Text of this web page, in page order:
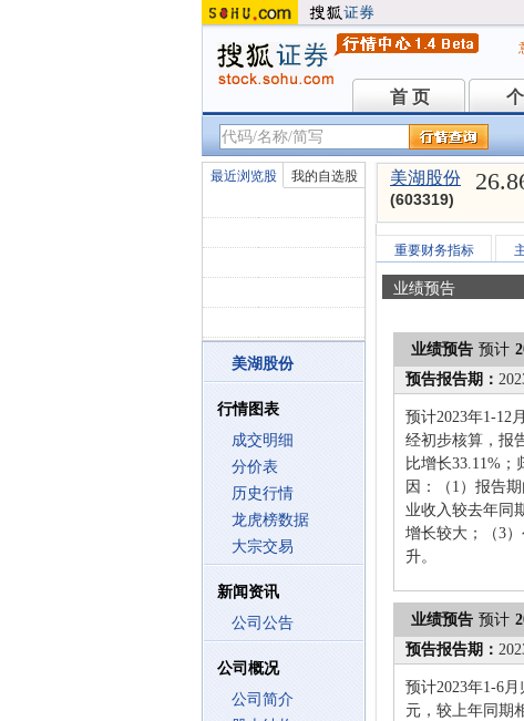
首 页
首 页
最近浏览股 我的自选股
美湖股份
行情图表
成交明细
分价表
历史行情
龙虎榜数据
大宗交易
新闻资讯
公司公告
公司概况
公司简介
美湖股份
(603319)
重要财务指标
业绩预告
业绩预告 预计
预告报告期：
预计2023年1-12
经初步核算，报
比增长33.11%
因：（1）报告
业收入较去年同
增长较大；（3
升。
业绩预告 预计
预告报告期：
预计2023年1-6
元，较上年同期